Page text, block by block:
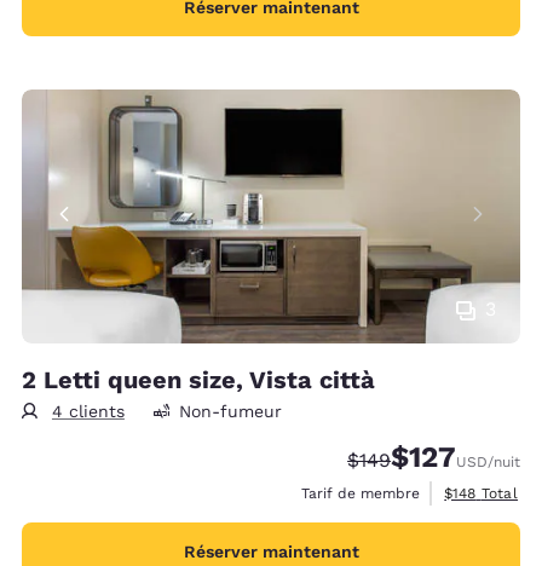
Réserver maintenant
3
2 Letti queen size, Vista città
4 clients Non-fumeur
Tarif barré :
$149Tarif réduit :
$127USD/nuit
Tarif de membre
Afficher les
$148 Total
Réserver maintenant